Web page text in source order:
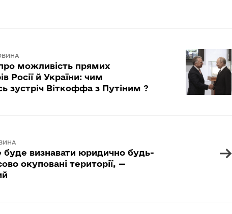
можливість прямих
Росії й України: чим
зустріч Віткоффа з Путіним ?
→
буде визнавати юридично будь-
окуповані території, —